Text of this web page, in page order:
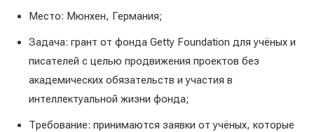
Место: Мюнхен, Германия;
Задача: грант от фонда Getty Foundation для учёных и
писателей с целью продвижения проектов без
академических обязательств и участия в
интеллектуальной жизни фонда;
Требование: принимаются заявки от учёных, которые